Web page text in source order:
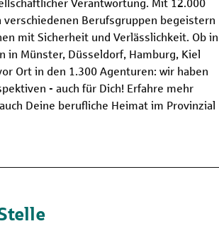
Verantwortung. Mit 12.000
Berufsgruppen begeistern
mit Sicherheit und Verlässlichkeit. Ob in
in Münster, Düsseldorf, Hamburg, Kiel
Ort in den 1.300 Agenturen: wir haben
- auch für Dich! Erfahre mehr
Deine berufliche Heimat im Provinzial